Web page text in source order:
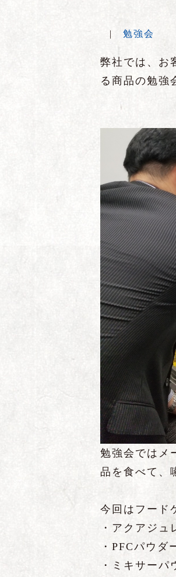
| 勉強会
弊社では、お
る商品の勉強
勉強会ではメ
品を食べて、
今回はフード
・アクアジ
・PFCパウダ
・ミキサーパ